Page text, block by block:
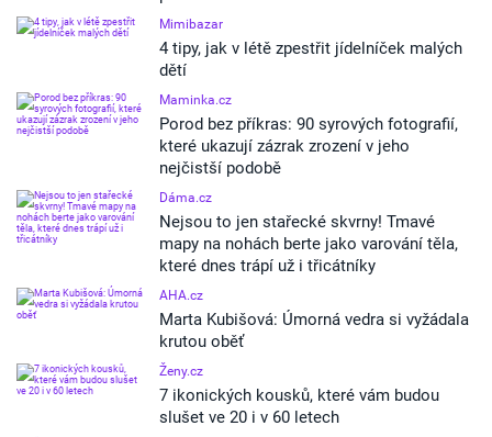
Mimibazar
4 tipy, jak v létě zpestřit jídelníček malých
dětí
Maminka.cz
Porod bez příkras: 90 syrových fotografií,
které ukazují zázrak zrození v jeho
nejčistší podobě
Dáma.cz
Nejsou to jen stařecké skvrny! Tmavé
mapy na nohách berte jako varování těla,
které dnes trápí už i třicátníky
AHA.cz
Marta Kubišová: Úmorná vedra si vyžádala
krutou oběť
Ženy.cz
7 ikonických kousků, které vám budou
slušet ve 20 i v 60 letech